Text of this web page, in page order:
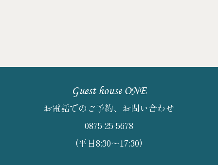
Guest house ONE
お電話でのご予約、お問い合わせ
0875-25-5678
(平日8:30～17:30)